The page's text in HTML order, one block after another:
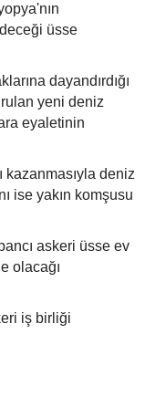
üsse
dayandırdığı
yeni deniz
eyaletinin
kazanmasıyla deniz
ise yakın komşusu
askeri üsse ev
olacağı
iş birliği